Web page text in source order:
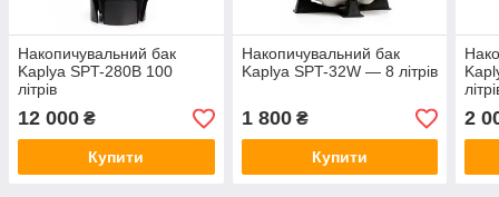
Накопичувальний бак
Kaplya SPT-280B 100
літрів
12 000 ₴
Купити
Накопичувальний бак
Kaplya SPT-32W — 8 літрів
1 800₴
Купити
2